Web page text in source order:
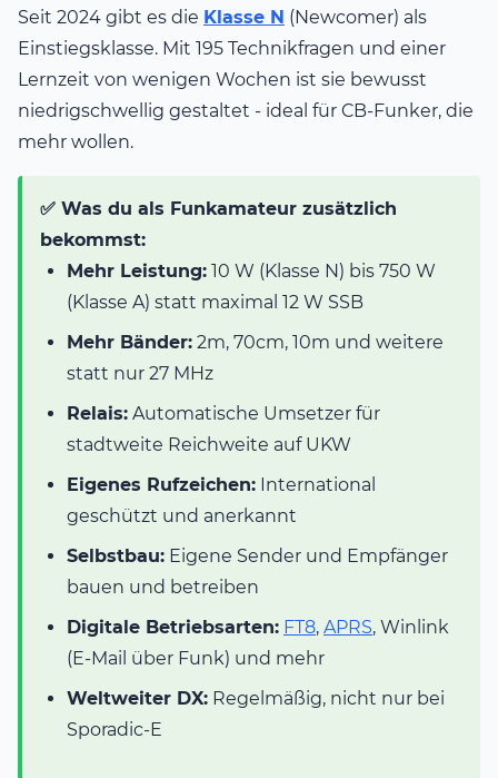
Seit 2024 gibt es die Klasse N (Newcomer) als
Einstiegsklasse. Mit 195 Technikfragen und einer
Lernzeit von wenigen Wochen ist sie bewusst
niedrigschwellig gestaltet - ideal für CB-Funker, die
mehr wollen.
✅ Was du als Funkamateur zusätzlich
bekommst:
Mehr Leistung: 10 W (Klasse N) bis 750 W
(Klasse A) statt maximal 12 W SSB
Mehr Bänder: 2m, 70cm, 10m und weitere
statt nur 27 MHz
Relais: Automatische Umsetzer für
stadtweite Reichweite auf UKW
Eigenes Rufzeichen: International
geschützt und anerkannt
Selbstbau: Eigene Sender und Empfänger
bauen und betreiben
Digitale Betriebsarten: FT8, APRS, Winlink
(E-Mail über Funk) und mehr
Weltweiter DX: Regelmäßig, nicht nur bei
Sporadic-E